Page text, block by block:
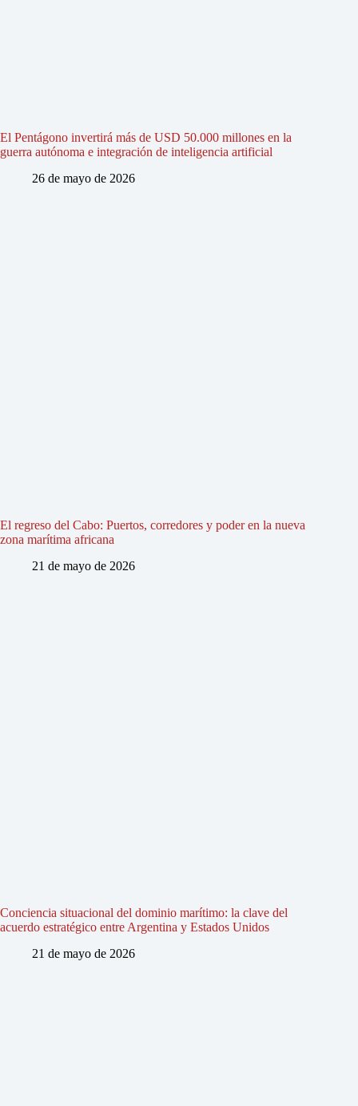
El Pentágono invertirá más de USD 50.000 millones en la
guerra autónoma e integración de inteligencia artificial
26 de mayo de 2026
El regreso del Cabo: Puertos, corredores y poder en la nueva
zona marítima africana
21 de mayo de 2026
Conciencia situacional del dominio marítimo: la clave del
acuerdo estratégico entre Argentina y Estados Unidos
21 de mayo de 2026